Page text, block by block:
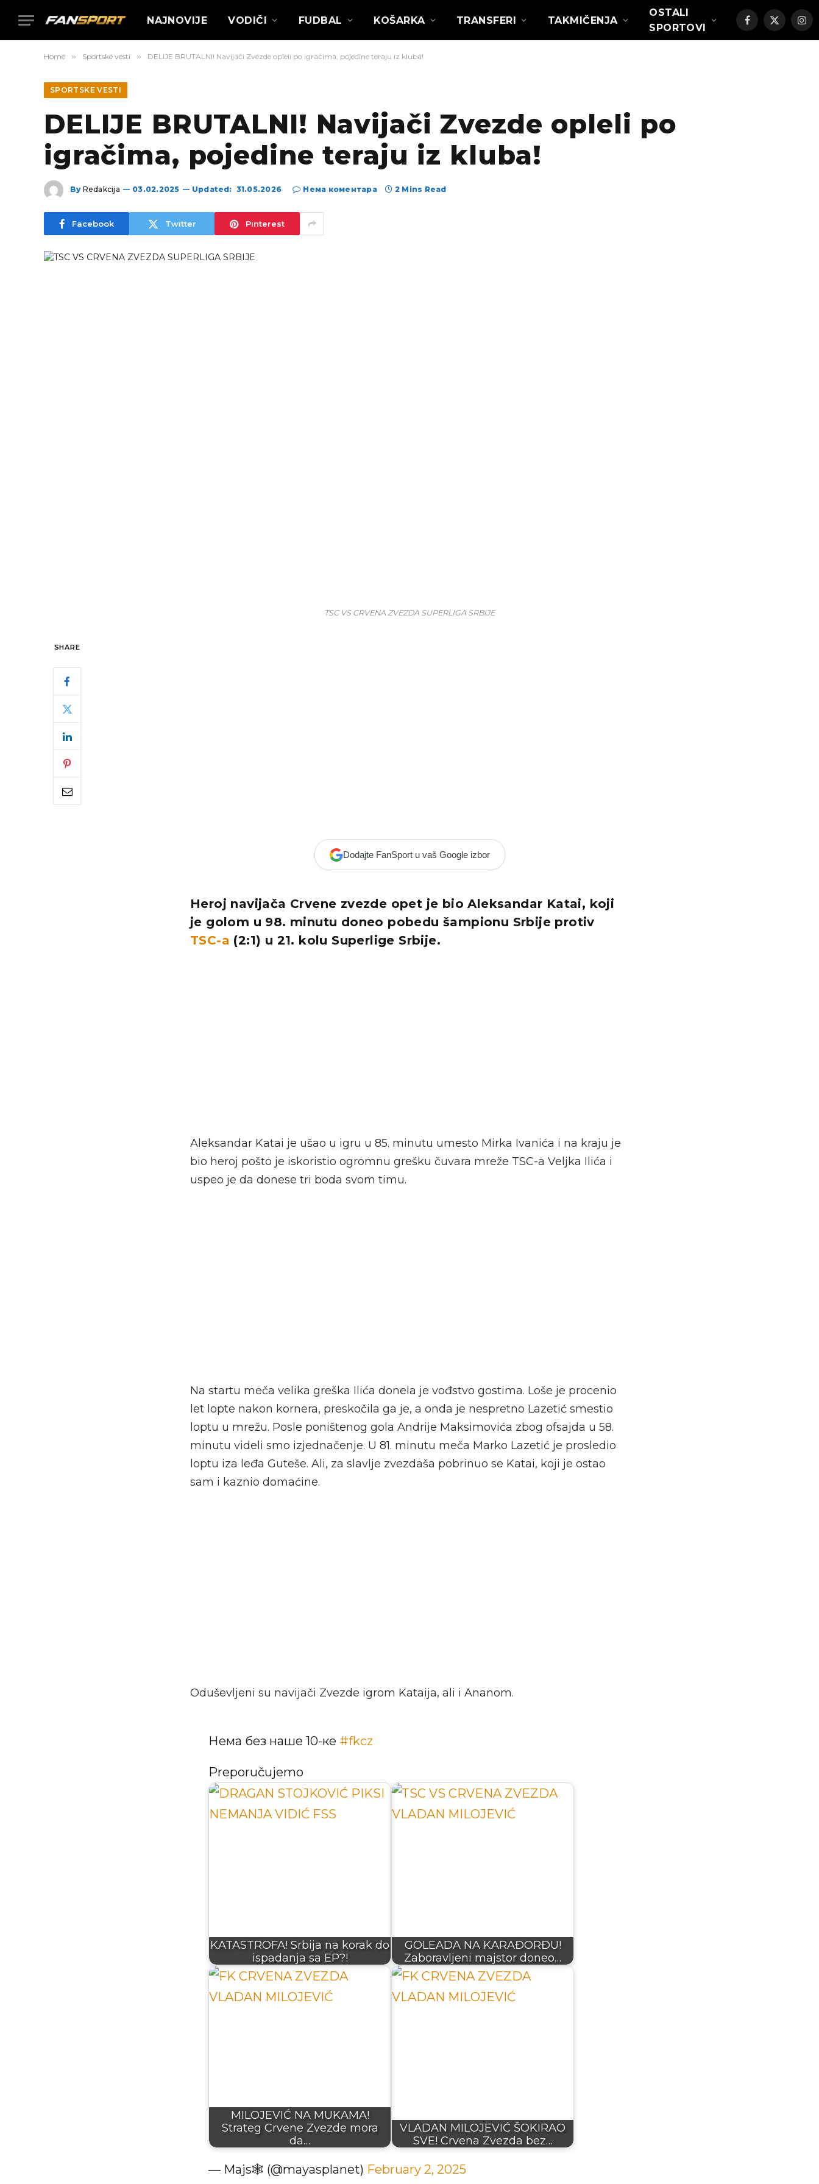
NAJNOVIJE VODIČI FUDBAL KOŠARKA TRANSFERI TAKMIČENJA
OSTALI
SPORTOVI
Facebook
X
(Twitter)
Home » Sportske vesti » DELIJE BRUTALNI! Navijači Zvezde opleli po igračima, pojedine teraju iz kluba!
SPORTSKE VESTI
DELIJE BRUTALNI! Navijači Zvezde opleli po
igračima, pojedine teraju iz kluba!
By Redakcija 03.02.2025 Updated: 31.05.2026 Нема коментара 2 Mins Read
Facebook Twitter Pinterest
TSC VS CRVENA ZVEZDA SUPERLIGA SRBIJE
SHARE
Dodajte FanSport u vaš Google izbor
Heroj navijača Crvene zvezde opet je bio Aleksandar Katai, koji
je golom u 98. minutu doneo pobedu šampionu Srbije protiv
TSC-a (2:1) u 21. kolu Superlige Srbije.
Aleksandar Katai je ušao u igru u 85. minutu umesto Mirka Ivanića i na kraju je
bio heroj pošto je iskoristio ogromnu grešku čuvara mreže TSC-a Veljka Ilića i
uspeo je da donese tri boda svom timu.
Na startu meča velika greška Ilića donela je vođstvo gostima. Loše je procenio
let lopte nakon kornera, preskočila ga je, a onda je nespretno Lazetić smestio
loptu u mrežu. Posle poništenog gola Andrije Maksimovića zbog ofsajda u 58.
minutu videli smo izjednačenje. U 81. minutu meča Marko Lazetić je prosledio
loptu iza leđa Guteše. Ali, za slavlje zvezdaša pobrinuo se Katai, koji je ostao
sam i kaznio domaćine.
Oduševljeni su navijači Zvezde igrom Kataija, ali i Ananom.
Нема без наше 10-ке #fkcz
Preporučujemo
KATASTROFA! Srbija na korak do
ispadanja sa EP?!
GOLEADA NA KARAĐORĐU!
Zaboravljeni majstor doneo…
MILOJEVIĆ NA MUKAMA!
Strateg Crvene Zvezde mora
da…
VLADAN MILOJEVIĆ ŠOKIRAO
SVE! Crvena Zvezda bez…
— Majs🕸 (@mayasplanet) February 2, 2025